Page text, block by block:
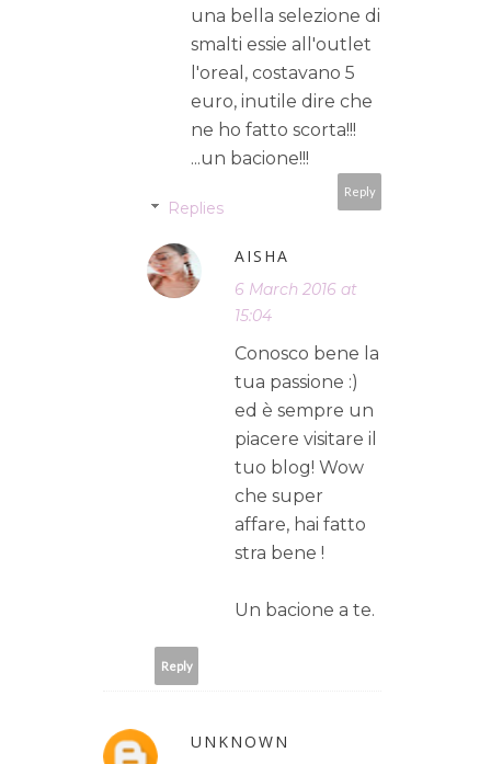
una bella selezione di
smalti essie all'outlet
l'oreal, costavano 5
euro, inutile dire che
ne ho fatto scorta!!!
...un bacione!!!
Reply
Replies
AISHA
6 March 2016 at
15:04
Conosco bene la
tua passione :)
ed è sempre un
piacere visitare il
tuo blog! Wow
che super
affare, hai fatto
stra bene !
Un bacione a te.
Reply
UNKNOWN